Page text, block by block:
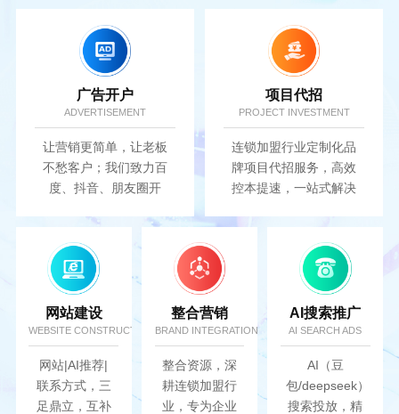
广告开户
ADVERTISEMENT
让营销更简单，让老板
不愁客户；我们致力百
度、抖音、朋友圈开
最大化....
项目代招
PROJECT INVESTMENT
连锁加盟行业定制化品
牌项目代招服务，高效
控本提速，一站式解决
网站建设
WEBSITE CONSTRUCTION
网站|AI推荐|
联系方式，三
足鼎立，互补
整合营销
BRAND INTEGRATION
整合资源，深
耕连锁加盟行
业，专为企业
AI搜索推广
AI SEARCH ADS
AI（豆
包/deepseek）
搜索投放，精